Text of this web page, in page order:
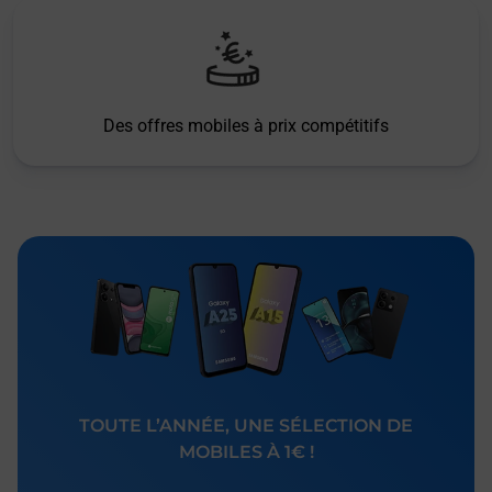
Des offres mobiles à prix compétitifs
TOUTE L’ANNÉE, UNE SÉLECTION DE
MOBILES À 1€ !